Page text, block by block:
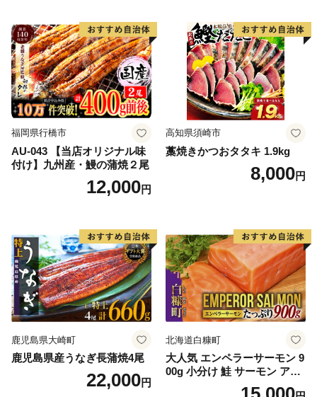
福岡県行橋市
AU-043 【当店オリジナル味
付け】九州産・鰻の蒲焼２尾
12,000円
高知県須崎市
藁焼きかつおタタキ 1.9kg
8,000円
鹿児島県大崎町
鹿児島県産うなぎ長蒲焼4尾
22,000円
北海道白糠町
大人気 エンペラーサーモン 9
00g 小分け 鮭 サーモン アト
ランティックサーモン 水産